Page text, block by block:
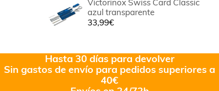
Victorinox Swiss Card Classic
azul transparente
33,99€
Hasta 30 días para devolver
Sin gastos de envío para pedidos superiores a
40€